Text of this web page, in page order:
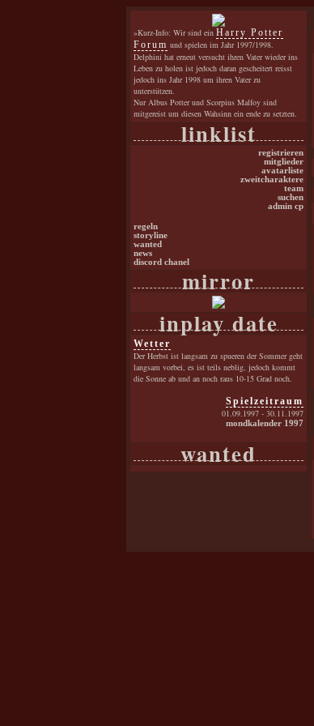
»Kurz-Info: Wir sind ein Harry Potter
Forum und spielen im Jahr 1997/1998.
Delphini hat erneut versucht ihren Vater wieder ins
Leben zu holen ist jedoch daran gescheitert reisst
jedoch ins Jahr 1998 um ihren Vater zu
unterstützen.
Nur Albus Potter und Scorpius Malfoy sind
mitgereist um diesen Wahsinn ein ende zu setzten.
linklist
registrieren
mitglieder
avatarliste
zweitcharaktere
team
suchen
admin cp
regeln
storyline
wanted
news
discord chanel
mirror
inplay date
Wetter
Der Herbst ist langsam zu spueren der Sommer geht
langsam vorbei, es ist teils neblig, jedoch kommt
die Sonne ab und an noch raus 10-15 Grad noch.
Spielzeitraum
01.09.1997 - 30.11.1997
mondkalender 1997
wanted